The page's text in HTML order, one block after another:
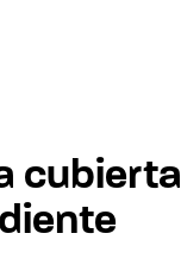
cubierta